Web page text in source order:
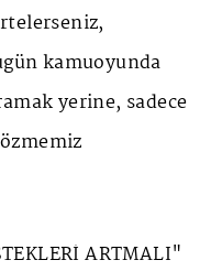
kamuoyunda
yerine, sadece
ARTMALI"